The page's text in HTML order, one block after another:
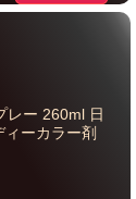
レー 260ml 日
ーカラー剤